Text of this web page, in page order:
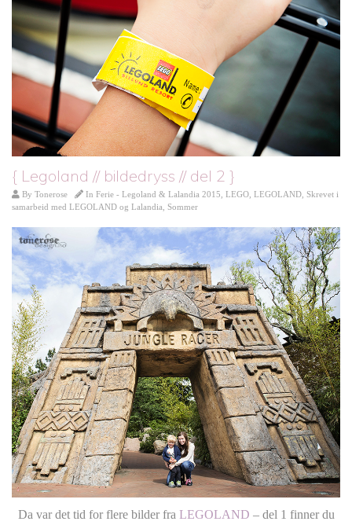
{ Legoland // bildedryss // del 2 }
By Tonerose In Ferie - Legoland & Lalandia 2015 LEGO LEGOLAND Skrevet i
samarbeid med LEGOLAND og Lalandia Sommer
Da var det tid for flere bilder fra LEGOLAND – del 1 finner du